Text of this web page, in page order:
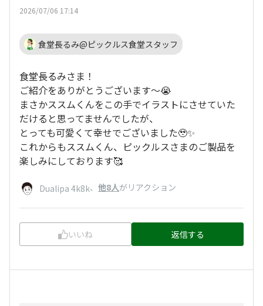
2026/07/06 17:14
食堂長るみ@ピックルス食堂スタッフ
食堂長るみさま！
ご紹介をありがとうございます〜😭
まさかススムくんをこの手でイラストにさせていた
だけると思ってませんでしたが、
とっても可愛くて幸せでございました🥹✨
これからもススムくん、ピックルスさまのご製品を
楽しみにしております🥰
Dualipa 4k8k、 他8人がリアクション
いいね 返信する